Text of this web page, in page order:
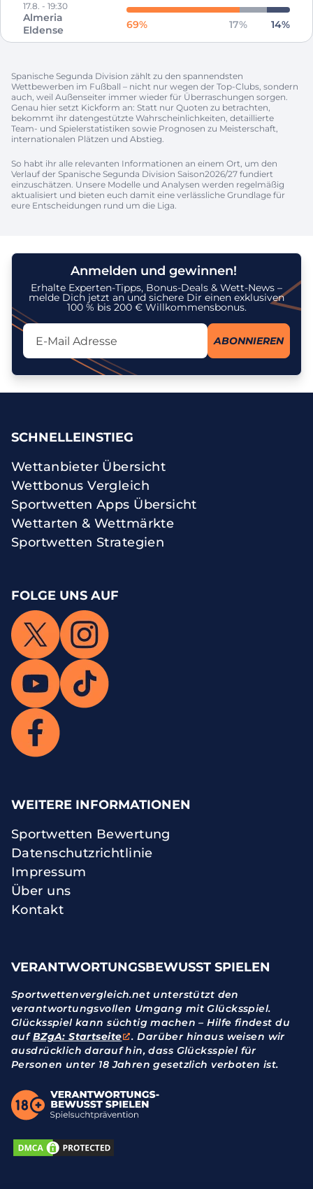
17.8. - 19:30
Almeria
Eldense
69% 17% 14%
Spanische Segunda Division zählt zu den spannendsten
Wettbewerben im Fußball – nicht nur wegen der Top-Clubs, sondern
auch, weil Außenseiter immer wieder für Überraschungen sorgen.
Genau hier setzt Kickform an: Statt nur Quoten zu betrachten,
bekommt ihr datengestützte Wahrscheinlichkeiten, detaillierte
Team- und Spielerstatistiken sowie Prognosen zu Meisterschaft,
internationalen Plätzen und Abstieg.
So habt ihr alle relevanten Informationen an einem Ort, um den
Verlauf der Spanische Segunda Division Saison2026/27 fundiert
einzuschätzen. Unsere Modelle und Analysen werden regelmäßig
aktualisiert und bieten euch damit eine verlässliche Grundlage für
eure Entscheidungen rund um die Liga.
Anmelden und gewinnen!
Erhalte Experten-Tipps, Bonus-Deals & Wett-News –
melde Dich jetzt an und sichere Dir einen exklusiven
100 % bis 200 € Willkommensbonus.
Lassen Sie dieses Feld leer
ABONNIEREN
Ich stimme dem Erhalt des Newsletters zu und erkenne an, dass
meine personenbezogenen Daten gemäß derDatenschutzrichtlinie
SCHNELLEINSTIEG
Wettanbieter Übersicht
Wettbonus Vergleich
Sportwetten Apps Übersicht
Wettarten & Wettmärkte
Sportwetten Strategien
FOLGE UNS AUF
WEITERE INFORMATIONEN
Sportwetten Bewertung
Datenschutzrichtlinie
Impressum
Über uns
Kontakt
VERANTWORTUNGSBEWUSST SPIELEN
Sportwettenvergleich.net unterstützt den
verantwortungsvollen Umgang mit Glücksspiel.
Glücksspiel kann süchtig machen – Hilfe findest du
aufBZgA: Startseite
. Darüber hinaus weisen wir
ausdrücklich darauf hin, dass Glücksspiel für
Personen unter 18 Jahren gesetzlich verboten ist.